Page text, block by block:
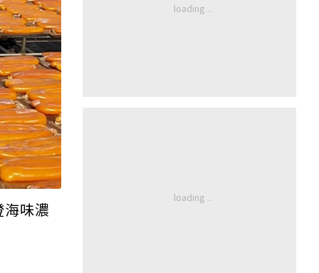
地黃澄澄海味濃